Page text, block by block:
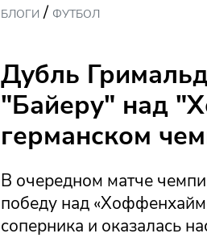
Остальное
БЛОГИ / ФУТБОЛ
Дубль
"Байеру" над
германском
В очередном матче
победу над
соперника и оказалась